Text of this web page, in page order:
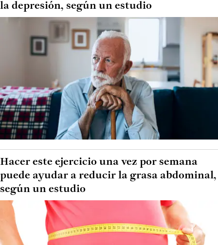
la depresión, según un estudio
Hacer este ejercicio una vez por semana
puede ayudar a reducir la grasa abdominal,
según un estudio